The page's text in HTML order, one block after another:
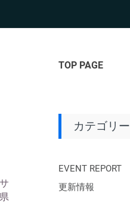
TOP PAGE
カテゴリー
EVENT REPORT
更新情報